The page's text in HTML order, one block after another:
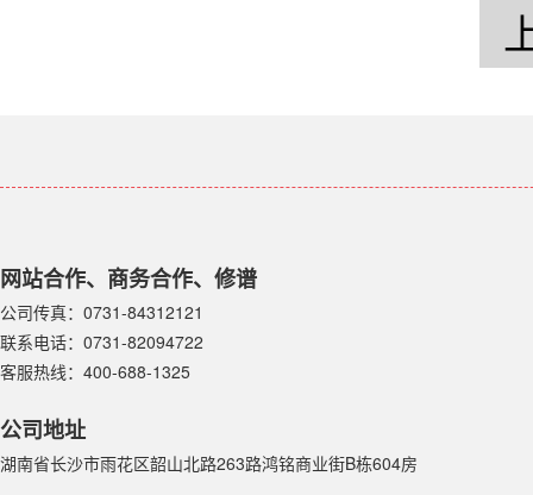
网站合作、商务合作、修谱
公司传真：0731-84312121
联系电话：0731-82094722
客服热线：400-688-1325
公司地址
湖南省长沙市雨花区韶山北路263路鸿铭商业街B栋604房